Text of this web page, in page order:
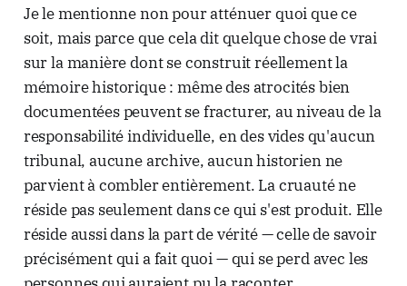
Je le mentionne non pour atténuer quoi que ce
soit, mais parce que cela dit quelque chose de vrai
sur la manière dont se construit réellement la
mémoire historique : même des atrocités bien
documentées peuvent se fracturer, au niveau de la
responsabilité individuelle, en des vides qu'aucun
tribunal, aucune archive, aucun historien ne
parvient à combler entièrement. La cruauté ne
réside pas seulement dans ce qui s'est produit. Elle
réside aussi dans la part de vérité — celle de savoir
précisément qui a fait quoi — qui se perd avec les